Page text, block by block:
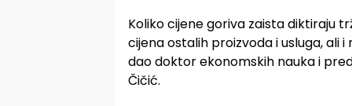
Koliko cijene goriva zaista diktiraju
cijena ostalih proizvoda i usluga, ali
dao doktor ekonomskih nauka i
Čičić.